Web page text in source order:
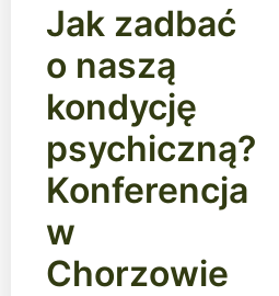
Jak zadbać
o naszą
kondycję
psychiczną?
Konferencja
w
Chorzowie